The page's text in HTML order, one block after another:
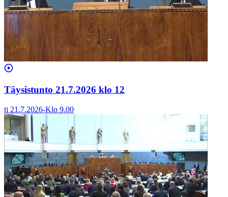
Täysistunto 21.7.2026 klo 12
ti 21.7.2026-Klo 9.00